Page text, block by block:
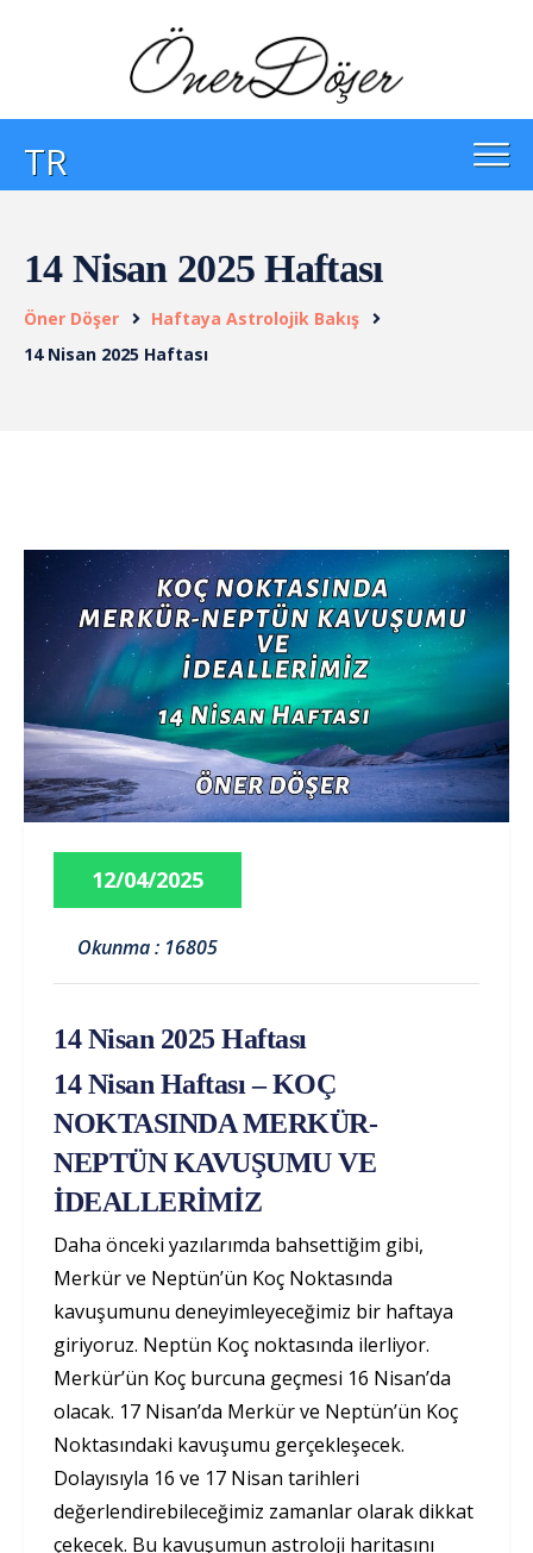
TR
14 Nisan 2025 Haftası
Öner Döşer
Haftaya Astrolojik Bakış
14 Nisan 2025 Haftası
12/04/2025
Okunma : 16805
14 Nisan 2025 Haftası
14 Nisan Haftası – KOÇ
NOKTASINDA MERKÜR-
NEPTÜN KAVUŞUMU VE
İDEALLERİMİZ
Daha önceki yazılarımda bahsettiğim gibi,
Merkür ve Neptün’ün Koç Noktasında
kavuşumunu deneyimleyeceğimiz bir haftaya
giriyoruz. Neptün Koç noktasında ilerliyor.
Merkür’ün Koç burcuna geçmesi 16 Nisan’da
olacak. 17 Nisan’da Merkür ve Neptün’ün Koç
Noktasındaki kavuşumu gerçekleşecek.
Dolayısıyla 16 ve 17 Nisan tarihleri
değerlendirebileceğimiz zamanlar olarak dikkat
çekecek. Bu kavuşumun astroloji haritasını